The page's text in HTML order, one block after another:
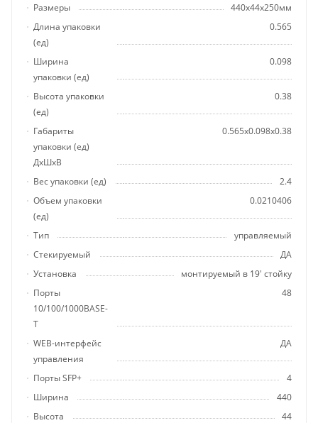
Размеры
440x44x250мм
Длина упаковки
(ед)
0.565
Ширина
упаковки (ед)
0.098
Высота упаковки
(ед)
0.38
Габариты
упаковки (ед)
ДхШхВ
0.565x0.098x0.38
Вес упаковки (ед)
2.4
Объем упаковки
(ед)
0.0210406
Тип
управляемый
Стекируемый
ДА
Установка
монтируемый в 19' стойку
Порты
10/100/1000BASE-
T
48
WEB-интерфейс
управления
ДА
Порты SFP+
4
Ширина
440
Высота
44